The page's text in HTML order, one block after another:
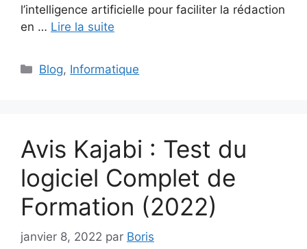
l’intelligence artificielle pour faciliter la rédaction
en … Lire la suite
Catégories
Blog, Informatique
Avis Kajabi : Test du
logiciel Complet de
Formation (2022)
janvier 8, 2022 par Boris